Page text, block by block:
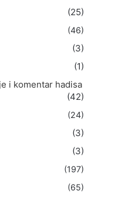
(25)
(46)
(3)
(1)
i komentar hadisa
(42)
(24)
(3)
(3)
(197)
(65)